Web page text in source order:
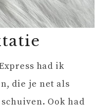
had ik
die je net als
Ook had